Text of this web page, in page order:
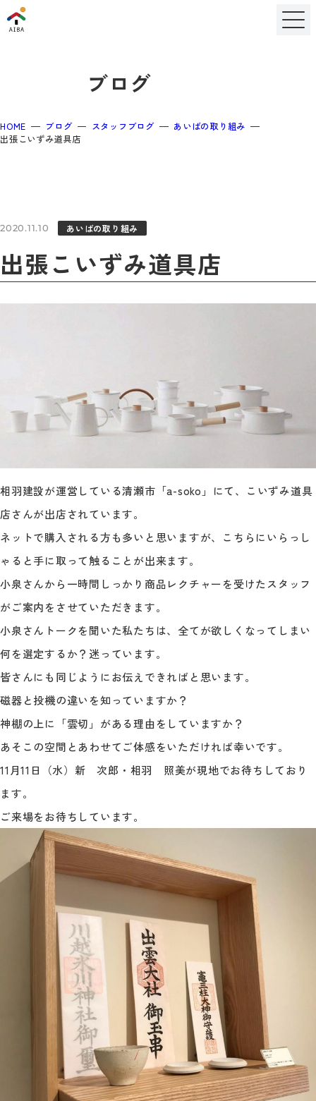
ブログ
HOME ブログ スタッフブログ
あいばの取り組み
出張こいずみ道具店
2020.11.10 あいばの取り組み
出張こいずみ道具店
相羽建設が運営している清瀬市「a-soko」にて、こいずみ道具
店さんが出店されています。
ネットで購入される方も多いと思いますが、こちらにいらっし
ゃると手に取って触ることが出来ます。
小泉さんから一時間しっかり商品レクチャーを受けたスタッフ
がご案内をさせていただきます。
小泉さんトークを聞いた私たちは、全てが欲しくなってしまい
何を選定するか？迷っています。
皆さんにも同じようにお伝えできればと思います。
磁器と投機の違いを知っていますか？
神棚の上に「雲切」がある理由をしていますか？
あそこの空間とあわせてご体感をいただければ幸いです。
11月11日（水）新 次郎・相羽 照美が現地でお待ちしており
ます。
ご来場をお待ちしています。